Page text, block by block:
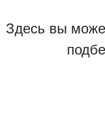
Здесь вы